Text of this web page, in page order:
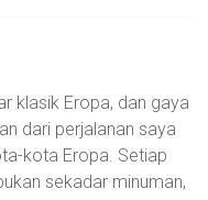
klasik Eropa, dan gaya
dari perjalanan saya
kota Eropa. Setiap
sekadar minuman,